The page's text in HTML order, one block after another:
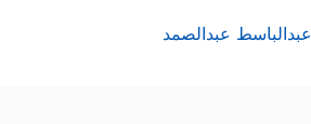
عبدالباسط عبدالصمد